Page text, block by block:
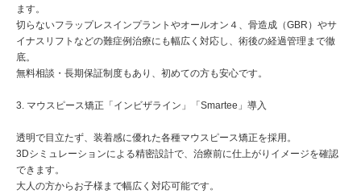
ます。
切らないフラップレスインプラントやオールオン４、骨造成（GBR）やサ
イナスリフトなどの難症例治療にも幅広く対応し、術後の経過管理まで徹
底。
無料相談・長期保証制度もあり、初めての方も安心です。
3. マウスピース矯正「インビザライン」「Smartee」導入
透明で目立たず、装着感に優れた各種マウスピース矯正を採用。
3Dシミュレーションによる精密設計で、治療前に仕上がりイメージを確認
できます。
大人の方からお子様まで幅広く対応可能です。